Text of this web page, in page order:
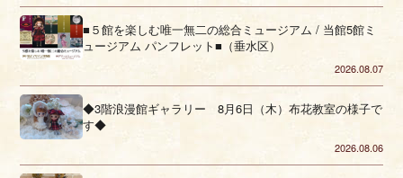
■５館を楽しむ唯一無二の総合ミュージアム / 当館5館ミ
ュージアム パンフレット■（垂水区）
2026.08.07
◆3階浪漫館ギャラリー 8月6日（木）布花教室の様子で
す◆
2026.08.06